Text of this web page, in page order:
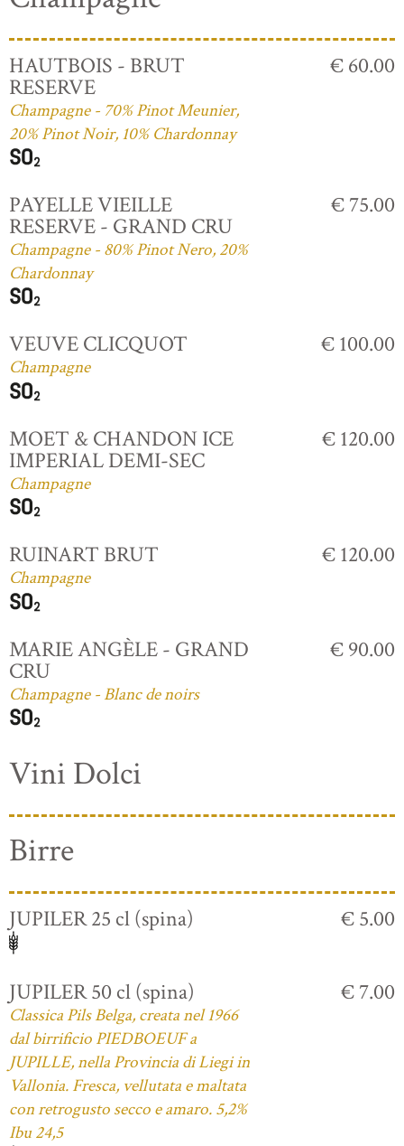
HAUTBOIS - BRUT
RESERVE
Champagne - 70% Pinot Meunier,
20% Pinot Noir, 10% Chardonnay
€ 60.00
PAYELLE VIEILLE
RESERVE - GRAND CRU
Champagne - 80% Pinot Nero, 20%
Chardonnay
€ 75.00
VEUVE CLICQUOT
Champagne
€ 100.00
MOET & CHANDON ICE
IMPERIAL DEMI-SEC
Champagne
€ 120.00
RUINART BRUT
Champagne
€ 120.00
MARIE ANGÈLE - GRAND
CRU
Champagne - Blanc de noirs
€ 90.00
Vini Dolci
Birre
JUPILER 25 cl (spina) € 5.00
JUPILER 50 cl (spina)
Classica Pils Belga, creata nel 1966
dal birrificio PIEDBOEUF a
JUPILLE, nella Provincia di Liegi in
Vallonia. Fresca, vellutata e maltata
con retrogusto secco e amaro. 5,2%
Ibu 24,5
€ 7.00